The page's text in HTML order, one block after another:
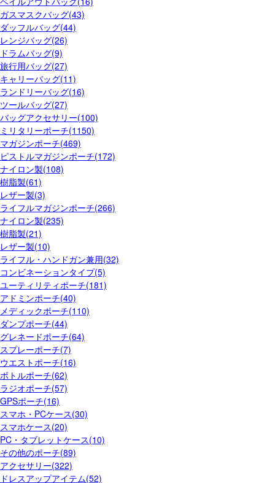
ガスマスクバッグ(43)
ダッフルバッグ(44)
レンジバッグ(26)
ドラムバッグ(9)
旅行用バッグ(27)
キャリーバッグ(11)
ランドリーバッグ(16)
ツールバッグ(27)
バッグアクセサリー(100)
ミリタリーポーチ(1150)
マガジンポーチ(469)
ピストルマガジンポーチ(172)
ナイロン製(108)
樹脂製(61)
レザー製(3)
ライフルマガジンポーチ(266)
ナイロン製(235)
樹脂製(21)
レザー製(10)
ライフル・ハンドガン兼用(32)
コンビネーションタイプ(5)
ユーティリティポーチ(181)
アドミンポーチ(40)
メディックポーチ(110)
ダンプポーチ(44)
グレネードポーチ(64)
スプレーポーチ(7)
ウエストポーチ(16)
ボトルポーチ(62)
ラジオポーチ(57)
GPSポーチ(16)
スマホ・PCケース(30)
スマホケース(20)
PC・タブレットケース(10)
その他のポーチ(89)
アクセサリー(322)
ドレスアップアイテム(52)